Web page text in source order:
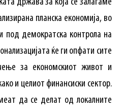
држава за која се залагаме
планска економија, во
под демократска контрола на
ќе ги опфати сите
за економскиот живот и
и целиот финансиски сектор.
да се делат од локалните